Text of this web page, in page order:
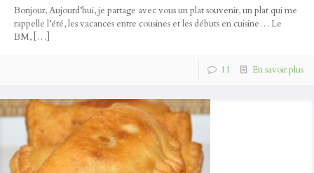
Bonjour, Aujourd’hui, je partage avec vous un plat souvenir, un plat qui me
rappelle l’été, les vacances entre cousines et les débuts en cuisine… Le
BM, […]
11 En savoir plus